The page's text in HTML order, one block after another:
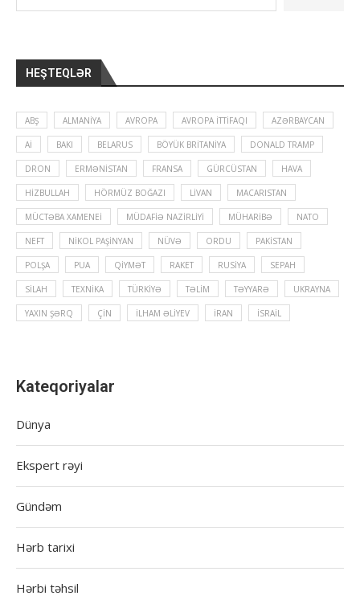
HEŞTEQLƏR
ABŞ ALMANIYA AVROPA AVROPA İTTIFAQI AZƏRBAYCAN
Aİ BAKI BELARUS BÖYÜK BRITANIYA DONALD TRAMP
DRON ERMƏNISTAN FRANSA GÜRCÜSTAN HAVA
HIZBULLAH HÖRMÜZ BOĞAZI LIVAN MACARISTAN
MÜCTƏBA XAMENEI MÜDAFIƏ NAZIRLIYI MÜHARIBƏ NATO
NEFT NIKOL PAŞINYAN NÜVƏ ORDU PAKISTAN
POLŞA PUA QIYMƏT RAKET RUSIYA SEPAH
SILAH TEXNIKA TÜRKIYƏ TƏLIM TƏYYARƏ UKRAYNA
YAXIN ŞƏRQ ÇIN İLHAM ƏLIYEV İRAN İSRAIL
Kateqoriyalar
Dünya
Ekspert rəyi
Gündəm
Hərb tarixi
Hərbi təhsil